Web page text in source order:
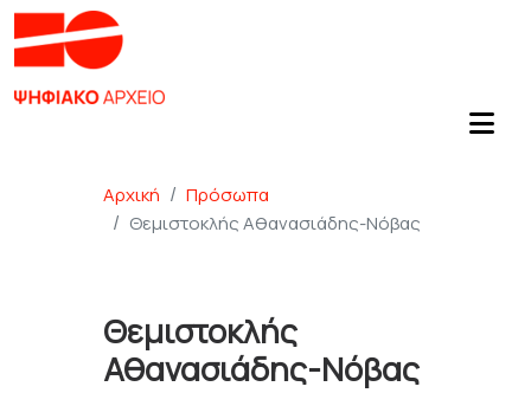
Αρχική
Πρόσωπα
Θεμιστοκλής Αθανασιάδης-Νόβας
Θεμιστοκλής
Αθανασιάδης-Νόβας